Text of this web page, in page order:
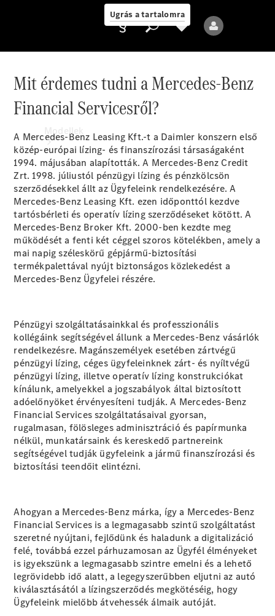
Ugrás a tartalomra
Ajánlattevő/adatvédelmi
irányelvek
Modellek
Összes modell
Új modellek
Elektromos modellek
Plug-in hibrid modellek
Limuzin
Összes
Limuzin
CLA
CLA
C-osztály
Limuzin
EQE
Limuzin
Elektromos
EQS
Limuzin
Új
E-osztály
Limuzin
S-osztály
Mit érdemes tudni a Mercedes-Benz
Financial Servicesről?
A Mercedes-Benz Leasing Kft.-t a Daimler konszern első
közép-európai lízing- és finanszírozási társaságaként
1994. májusában alapították. A Mercedes-Benz Credit
Zrt. 1998. júliustól pénzügyi lízing és pénzkölcsön
szerződésekkel állt az Ügyfeleink rendelkezésére. A
Mercedes-Benz Leasing Kft. ezen időponttól kezdve
tartósbérleti és operatív lízing szerződéseket kötött. A
Mercedes-Benz Broker Kft. 2000-ben kezdte meg
működését a fenti két céggel szoros kötelékben, amely a
mai napig széleskörű gépjármű-biztosítási
termékpalettával nyújt biztonságos közlekedést a
Mercedes-Benz Ügyfelei részére.
Pénzügyi szolgáltatásainkkal és professzionális
kollégáink segítségével állunk a Mercedes-Benz vásárlók
rendelkezésre. Magánszemélyek esetében zártvégű
pénzügyi lízing, céges ügyfeleinknek zárt- és nyíltvégű
pénzügyi lízing, illetve operatív lízing konstrukciókat
kínálunk, amelyekkel a jogszabályok által biztosított
adóelőnyöket érvényesíteni tudják. A Mercedes-Benz
Financial Services szolgáltatásaival gyorsan,
rugalmasan, fölösleges adminisztráció és papírmunka
nélkül, munkatársaink és kereskedő partnereink
segítségével tudják ügyfeleink a jármű finanszírozási és
biztosítási teendőit elintézni.
Ahogyan a Mercedes-Benz márka, így a Mercedes-Benz
Financial Services is a legmagasabb szintű szolgáltatást
szeretné nyújtani, fejlődünk és haladunk a digitalizáció
felé, továbbá ezzel párhuzamosan az Ügyfél élményeket
is igyekszünk a legmagasabb szintre emelni és a lehető
legrövidebb idő alatt, a legegyszerűbben eljutni az autó
kiválasztásától a lízingszerződés megkötéséig, hogy
Ügyfeleink mielőbb átvehessék álmaik autóját.